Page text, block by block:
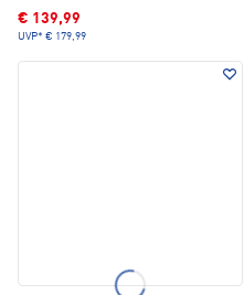
€ 139,99
UVP* € 179,99